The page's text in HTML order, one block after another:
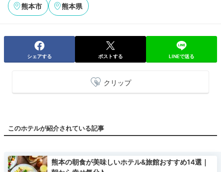
熊本市 熊本県
シェアする ポストする LINEで送る
クリップ
このホテルが紹介されている記事
熊本の朝食が美味しいホテル&旅館おすすめ14選｜